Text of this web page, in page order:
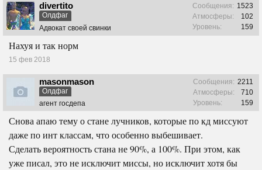
divertito
Олдфаг
Адвокат своей свинки
Сообщения: 1523
Атмосферы:
102
Уровень:
159
Нахуя и так норм
15 фев 2018
masonmason
Олдфаг
агент госдепа
Сообщения: 2211
Атмосферы:
710
Уровень:
159
Снова апаю тему о стане лучников, которые по кд миссуют
даже по инт классам, что особенно выбешивает.
Сделать вероятность стана не 90%, а 100%. При этом, как
уже писал, это не исключит миссы, но исключит хотя бы